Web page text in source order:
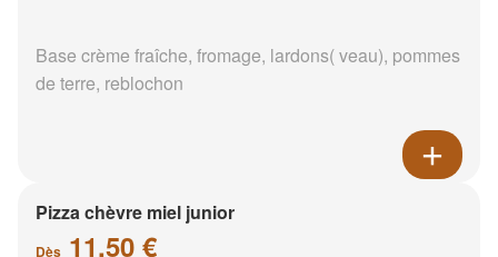
Base crème fraîche, fromage, lardons( veau), pommes
de terre, reblochon
Pizza chèvre miel junior
Dès 11.50 €